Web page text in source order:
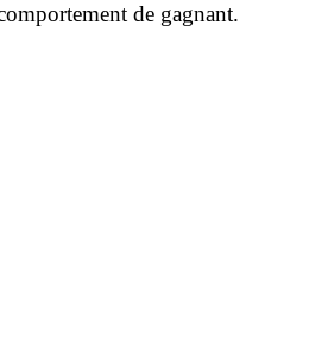
de gagnant.